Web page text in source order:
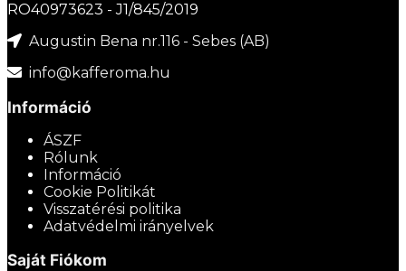
RO40973623 - J1/845/2019
Augustin Bena nr.116 - Sebes (AB)
info@kafferoma.hu
Információ
ÁSZF
Rólunk
Információ
Cookie Politikát
Visszatérési politika
Adatvédelmi irányelvek
Saját Fiókom